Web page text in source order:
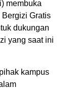
membuka
Gratis
dukungan
yang saat ini
kampus